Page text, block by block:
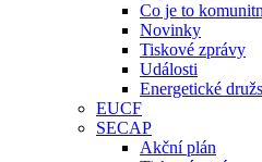
Co je to
Novinky
Tiskové zprávy
Události
Energetické
EUCF
SECAP
Akční plán